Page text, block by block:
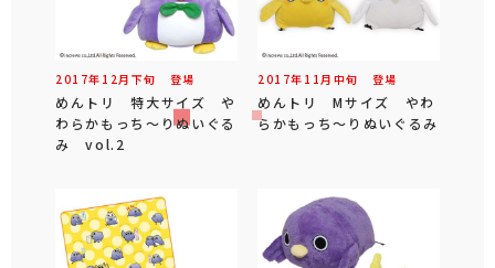
2017年 12 月 下旬 登場
めんトリ 特大サイズ や
わらかもっち～りぬいぐる
み vol.2
2017年 11 月 中旬 登場
めんトリ Mサイズ やわ
らかもっち～りぬいぐるみ